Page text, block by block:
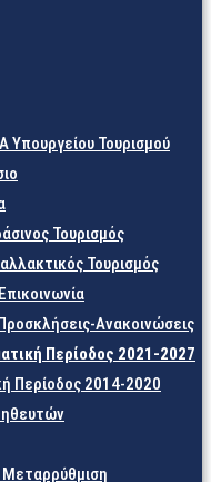
Υπουργείου Τουρισμού
Τουρισμός
Τουρισμός
Ανακοινώσεις
Περίοδος 2021-2027
Περίοδος 2014-2020
Μεταρρύθμιση